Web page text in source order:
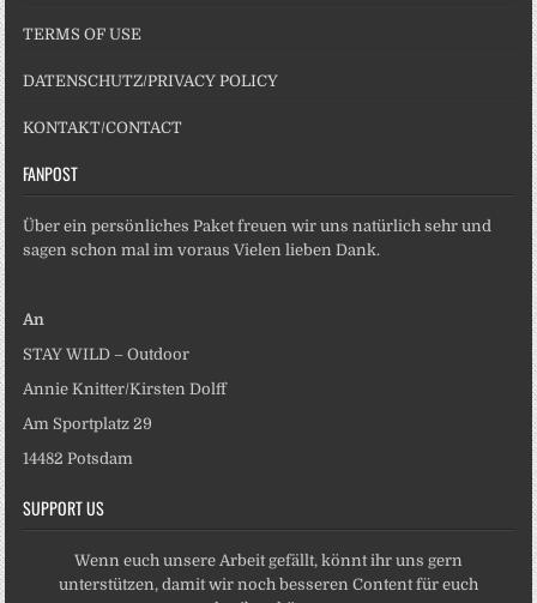
TERMS OF USE
DATENSCHUTZ/PRIVACY POLICY
KONTAKT/CONTACT
FANPOST
Über ein persönliches Paket freuen wir uns natürlich sehr und
sagen schon mal im voraus Vielen lieben Dank.
An
STAY WILD – Outdoor
Annie Knitter/Kirsten Dolff
Am Sportplatz 29
14482 Potsdam
SUPPORT US
Wenn euch unsere Arbeit gefällt, könnt ihr uns gern
unterstützen, damit wir noch besseren Content für euch